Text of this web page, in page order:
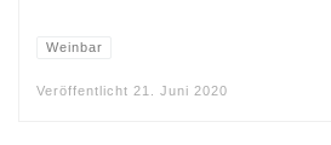
Weinbar
Veröffentlicht 21. Juni 2020